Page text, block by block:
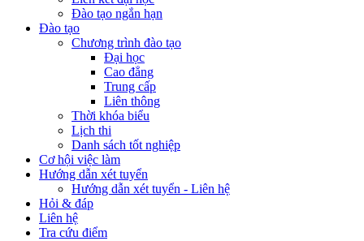
Đào tạo ngắn hạn
Đào tạo
Chương trình đào tạo
Đại học
Cao đẳng
Trung cấp
Liên thông
Thời khóa biểu
Lịch thi
Danh sách tốt nghiệp
Cơ hội việc làm
Hướng dẫn xét tuyển
Hướng dẫn xét tuyển - Liên hệ
Hỏi & đáp
Liên hệ
Tra cứu điểm